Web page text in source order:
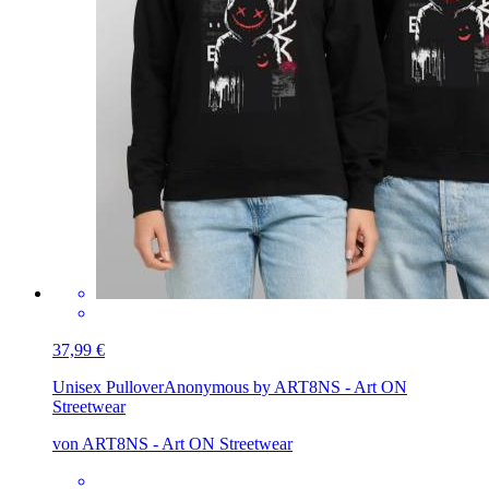
37,99 €
Unisex PulloverAnonymous by ART8NS - Art ON
Streetwear
von ART8NS - Art ON Streetwear